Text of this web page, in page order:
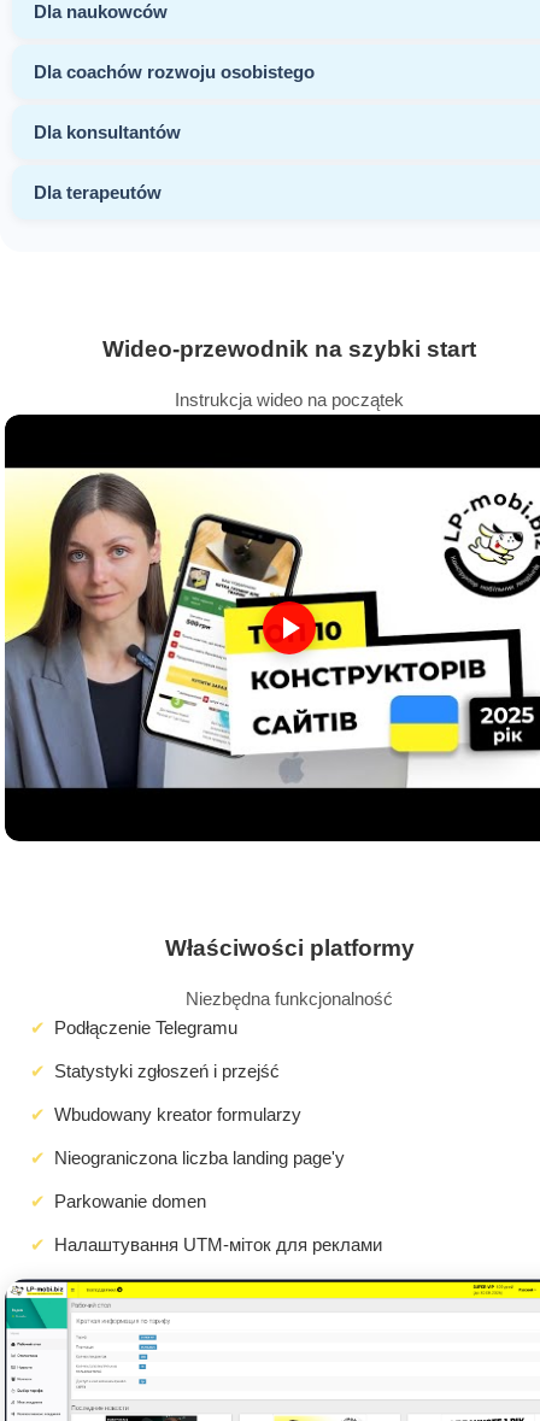
Dla naukowców
Dla coachów rozwoju osobistego
Dla konsultantów
Dla terapeutów
Wideo-przewodnik na szybki start
Instrukcja wideo na początek
Właściwości platformy
Niezbędna funkcjonalność
Podłączenie Telegramu
Statystyki zgłoszeń i przejść
Wbudowany kreator formularzy
Nieograniczona liczba landing page'y
Parkowanie domen
Налаштування UTM-міток для реклами